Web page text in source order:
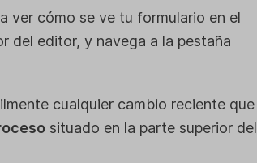
ver cómo se ve tu formulario en el
del editor, y navega a la pestaña
cualquier cambio reciente que
situado en la parte superior del